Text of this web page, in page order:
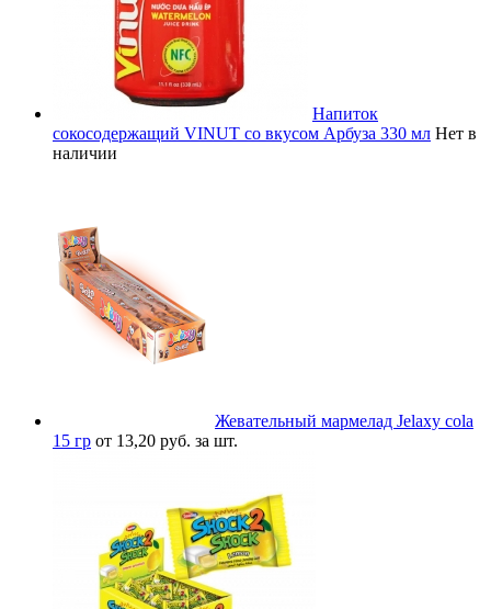
Напиток
сокосодержащий VINUT со вкусом Арбуза 330 мл Нет в
наличии
Жевательный мармелад Jelaxy cola
15 гр от 13,20 руб. за шт.